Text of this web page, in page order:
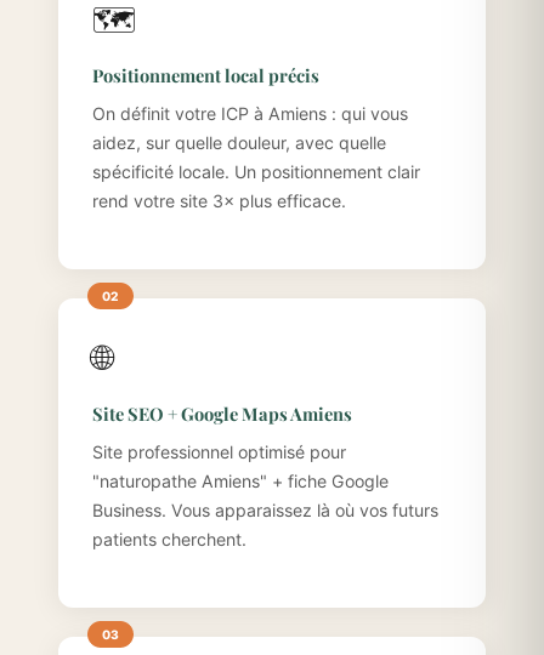
🗺️
Positionnement local précis
On définit votre ICP à Amiens : qui vous
aidez, sur quelle douleur, avec quelle
spécificité locale. Un positionnement clair
rend votre site 3× plus efficace.
🌐
Site SEO + Google Maps Amiens
Site professionnel optimisé pour
"naturopathe Amiens" + fiche Google
Business. Vous apparaissez là où vos futurs
patients cherchent.